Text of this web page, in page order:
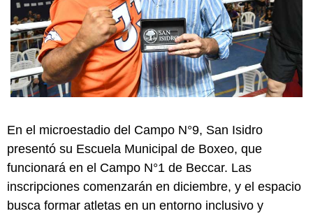
En el microestadio del Campo N°9, San Isidro
presentó su Escuela Municipal de Boxeo, que
funcionará en el Campo N°1 de Beccar. Las
inscripciones comenzarán en diciembre, y el espacio
busca formar atletas en un entorno inclusivo y